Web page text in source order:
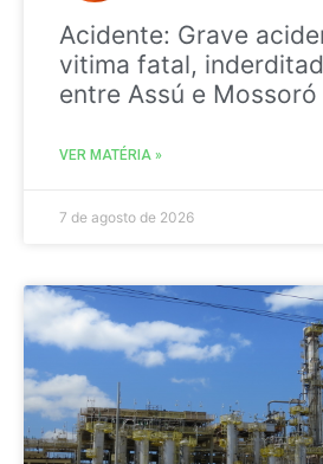
Acidente: Grave
vitima fatal,
entre Assú e Mossoró
VER MATÉRIA »
7 de agosto de 2026